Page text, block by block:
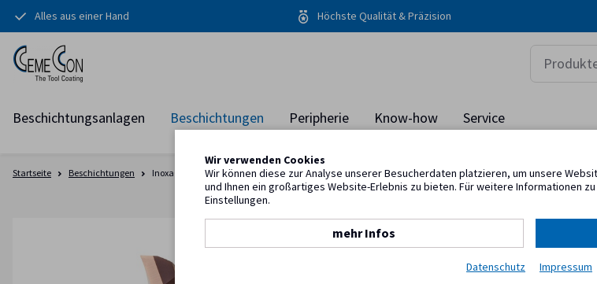
Alles aus einer Hand Höchste Qualität & Präzision
Beschichtungsanlagen Beschichtungen Peripherie Know-how Service
Startseite Beschichtungen InoxaCon®
InoxaCon®
Wir verwenden Cookies
Wir können diese zur Analyse unserer Besucherdaten platzieren, um unsere
und Ihnen ein großartiges Website-Erlebnis zu bieten. Für weitere Informationen
Einstellungen.
mehr Infos
Datenschutz Impressum